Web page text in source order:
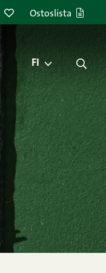
Ostoslista
FI